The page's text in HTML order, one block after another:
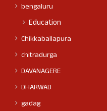
bengaluru
Education
Chikkaballapura
chitradurga
DAVANAGERE
DHARWAD
gadag